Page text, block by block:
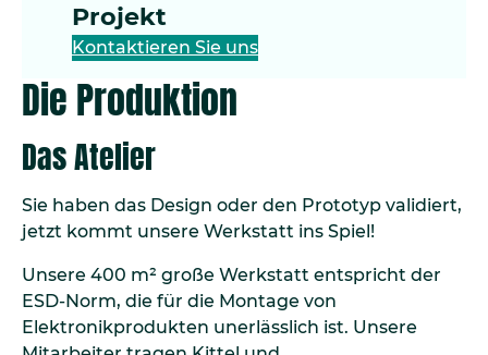
Projekt
Kontaktieren Sie uns
Die Produktion
Das Atelier
Sie haben das Design oder den Prototyp validiert,
jetzt kommt unsere Werkstatt ins Spiel!
Unsere 400 m² große Werkstatt entspricht der
ESD-Norm, die für die Montage von
Elektronikprodukten unerlässlich ist. Unsere